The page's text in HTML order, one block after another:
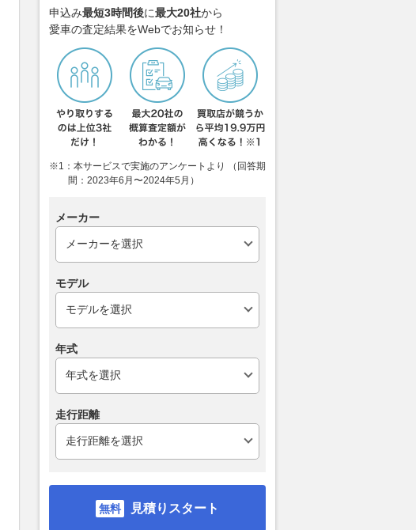
申込み最短3時間後に最大20社から
愛車の査定結果をWebでお知らせ！
※1：本サービスで実施のアンケートより （回答期
間：2023年6月〜2024年5月）
メーカー
モデル
年式
走行距離
見積りスタート